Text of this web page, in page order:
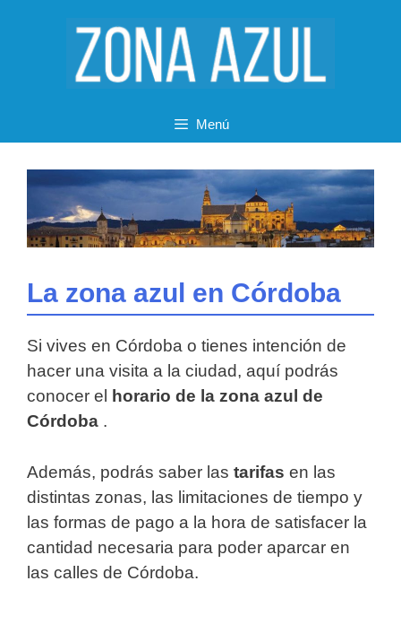
Menú
La zona azul en Córdoba
Si vives en Córdoba o tienes intención de
hacer una visita a la ciudad, aquí podrás
conocer el
horario de la zona azul de
Córdoba .
Además, podrás saber las tarifas en las
distintas zonas, las limitaciones de tiempo y
las formas de pago a la hora de satisfacer la
cantidad necesaria para poder aparcar en
las calles de Córdoba.